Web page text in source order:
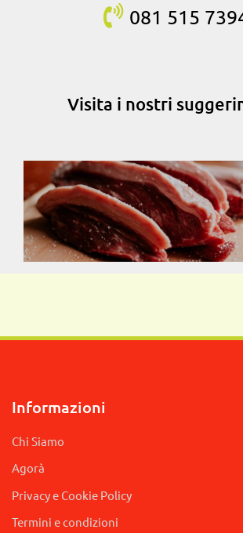
081 515
Visita i nostri
Informazioni
Chi Siamo
Agorà
Privacy e Cookie Policy
Termini e condizioni